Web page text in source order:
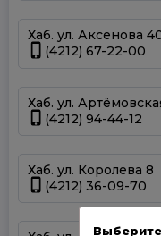
Хаб. ул. Аксенова
(4212) 67-22-00
Хаб. ул.
(4212) 94-44-12
Хаб. ул. Королева 8
(4212) 36-09-70